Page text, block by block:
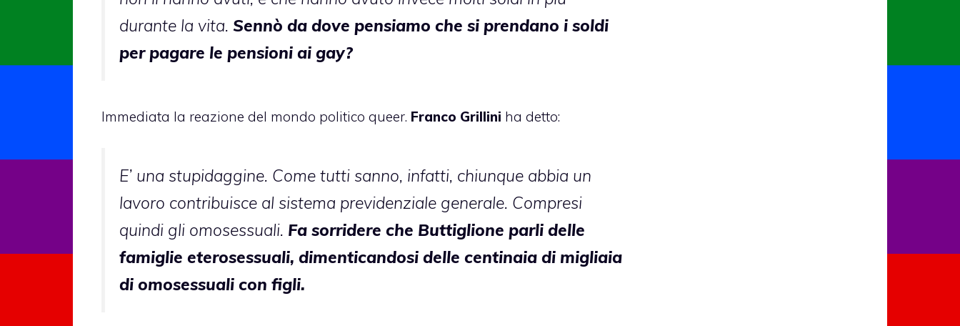
durante la vita. Sennò da dove pensiamo che si prendano i soldi
per pagare le pensioni ai gay?
Immediata la reazione del mondo politico queer. Franco Grillini ha detto:
E’ una stupidaggine. Come tutti sanno, infatti, chiunque abbia un
lavoro contribuisce al sistema previdenziale generale. Compresi
quindi gli omosessuali. Fa sorridere che Buttiglione parli delle
famiglie eterosessuali, dimenticandosi delle centinaia di migliaia
di omosessuali con figli.